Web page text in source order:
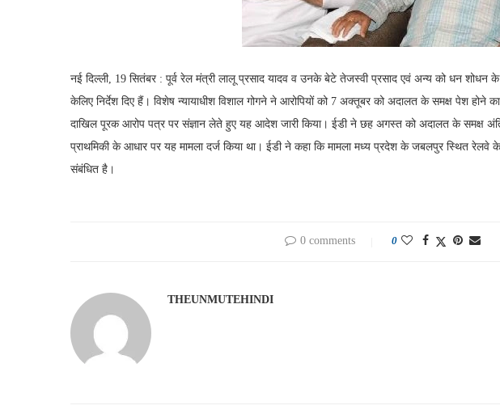
नई दिल्ली, 19 सितंबर : पूर्व रेल मंत्री लालू प्रसाद यादव व उनके बेटे तेजस्वी प्रसाद एवं अन्य को धन
केलिए निर्देश दिए हैं। विशेष न्यायाधीश विशाल गोगने ने आरोपियों को 7 अक्तूबर को अदालत के समक्ष पेश होने
दाखिल पूरक आरोप पत्र पर संज्ञान लेते हुए यह आदेश जारी किया। ईडी ने छह अगस्त को अदालत के समक्ष अंतिम
प्राथमिकी के आधार पर यह मामला दर्ज किया था। ईडी ने कहा कि मामला मध्य प्रदेश के जबलपुर स्थित रेलवे
संबंधित है।
0 comments 0
THEUNMUTEHINDI